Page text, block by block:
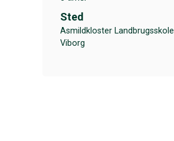
Sted
Asmildkloster Landbrugsskole
Viborg